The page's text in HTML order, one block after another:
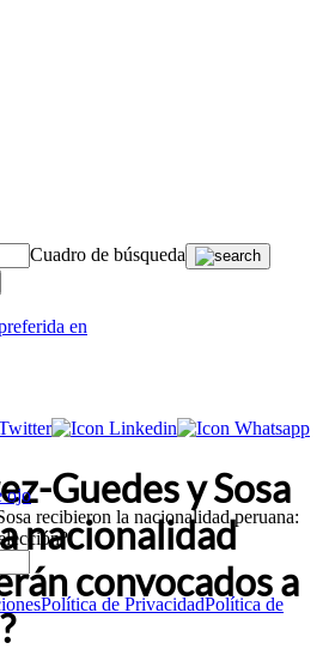
Cuadro de búsqueda
recibieron la nacionalidad peruana:
Política de PrivacidadPolítica de
en
Guedes y Sosa
nacionalidad
convocados a